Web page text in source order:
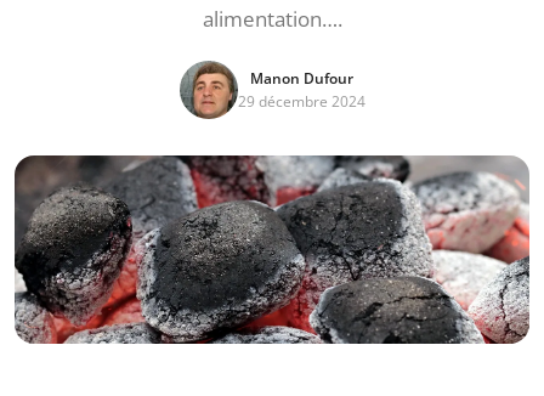
alimentation….
Manon Dufour
29 décembre 2024